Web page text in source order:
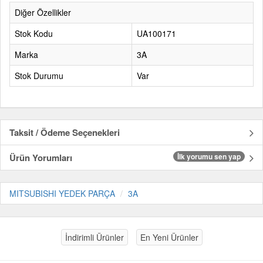
Diğer Özellikler
Stok Kodu
UA100171
Marka
3A
Stok Durumu
Var
Taksit / Ödeme Seçenekleri
Ürün Yorumları
İlk yorumu sen yap
MITSUBISHI YEDEK PARÇA 3A
İndirimli Ürünler En Yeni Ürünler